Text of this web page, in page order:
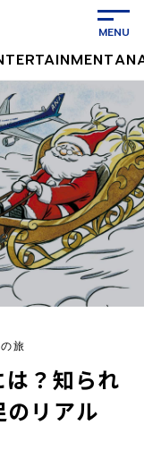
？知られ
のリアル
旅